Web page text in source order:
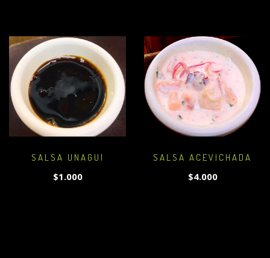
SALSA UNAGUI
$1.000
SALSA ACEVICHADA
$4.000